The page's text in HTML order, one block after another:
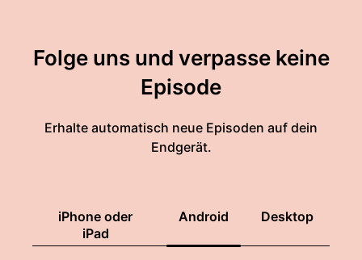
Folge uns und verpasse keine
Episode
Erhalte automatisch neue Episoden auf dein
Endgerät.
iPhone oder
iPad
Android Desktop